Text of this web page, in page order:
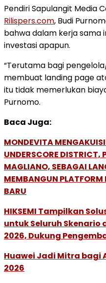
Pendiri Sapulangit Media
Rilispers.com, Budi
bahwa dalam kerja sama
investasi apapun.
“Terutama bagi
membuat landing page
itu tidak memerlukan
Purnomo.
Baca Juga:
MONDEVITA
UNDERSCORE DISTRICT,
MAGLIANO, SEBAGAI
MEMBANGUN
BARU
HIKSEMI Tampilkan
untuk Seluruh Skenario
2026, Dukung
Huawei Jadi Mitra bagi
2026